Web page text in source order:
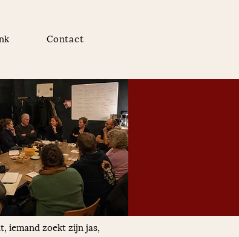
Contact
iemand zoekt zijn jas,